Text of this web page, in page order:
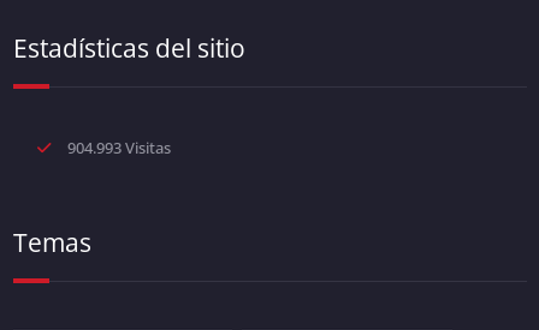
Estadísticas del sitio
904.993 Visitas
Temas